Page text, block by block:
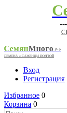
СемянМного.РФ
СЕМЕНА и САЖЕНЦЫ ПОЧТОЙ
Вход
Регистрация
Избранное 0
Корзина 0